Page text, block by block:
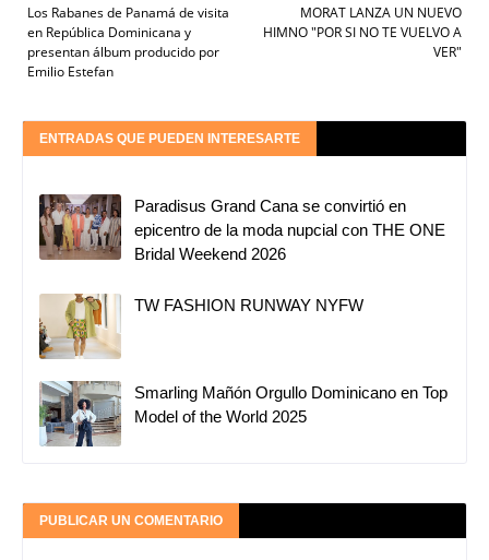
MORAT LANZA UN NUEVO
HIMNO "POR SI NO TE VUELVO A
VER"
Los Rabanes de Panamá de visita
en República Dominicana y
presentan álbum producido por
Emilio Estefan
ENTRADAS QUE PUEDEN INTERESARTE
Paradisus Grand Cana se convirtió en
epicentro de la moda nupcial con THE ONE
Bridal Weekend 2026
TW FASHION RUNWAY NYFW
Smarling Mañón Orgullo Dominicano en Top
Model of the World 2025
PUBLICAR UN COMENTARIO